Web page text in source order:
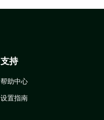
支持
帮助中心
设置指南